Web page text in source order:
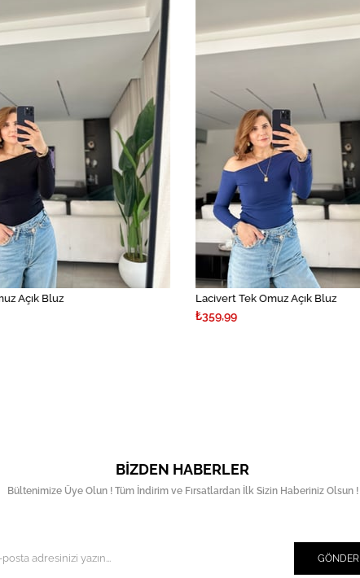
Açık Bluz Lacivert Tek Omuz Açık Bluz
₺359,99
BIZDEN HABERLER
Bültenimize Üye Olun ! Tüm İndirim ve Fırsatlardan İlk Sizin Haberiniz Olsun !
GÖNDER